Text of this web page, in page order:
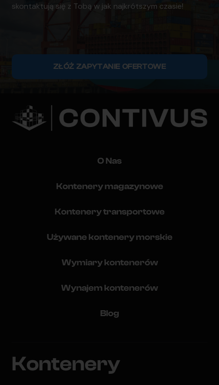
skontaktują się z Tobą w jak najkrótszym czasie!
ZŁÓŻ ZAPYTANIE OFERTOWE
O Nas
Kontenery magazynowe
Kontenery transportowe
Używane kontenery morskie
Wymiary kontenerów
Wynajem kontenerów
Blog
Kontenery